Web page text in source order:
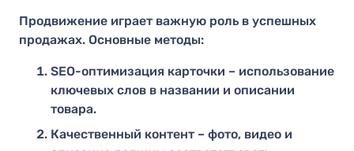
Продвижение играет важную роль в успешных
продажах. Основные методы:
SEO-оптимизация карточки – использование
ключевых слов в названии и описании
товара.
Качественный контент – фото, видео и